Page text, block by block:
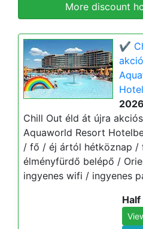
More discount
✔️
Chill Out éld át újra
Aquaworld Resort
/ fő / éj ártól hétköznap /
élményfürdő belépő /
ingyenes wifi / ingyenes